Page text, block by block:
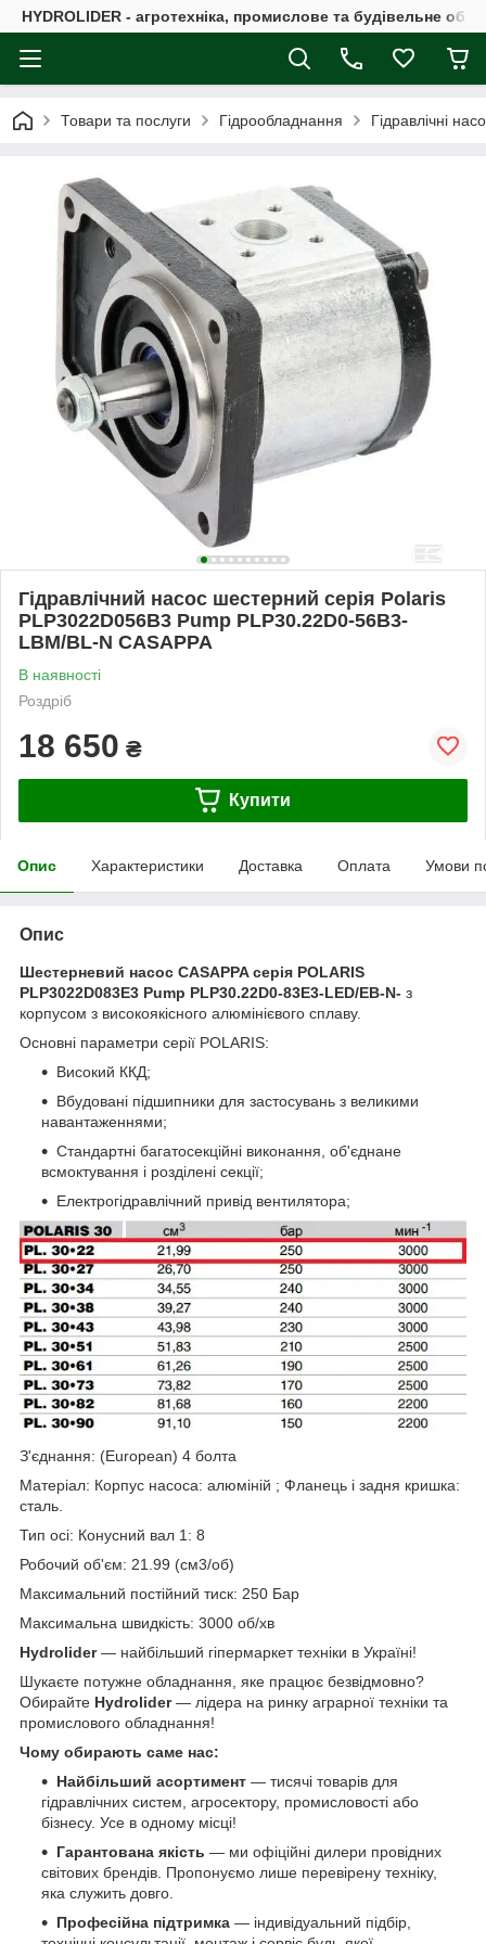
HYDROLIDER - агротехніка, промислове та будівельне
Товари та послуги Гідрообладнання Гідравлічні
Гідравлічний насос шестерний серія Polaris
PLP3022D056B3 Pump PLP30.22D0-56B3-
LBM/BL-N CASAPPA
В наявності
Роздріб
18 650 ₴
Купити
Опис Характеристики Доставка Оплата Умови
Опис
Шестерневий насос CASAPPA серія POLARIS
PLP3022D083E3 Pump PLP30.22D0-83E3-LED/EB-N- з
корпусом з високоякісного алюмінієвого сплаву.
Основні параметри серії POLARIS:
Високий ККД;
Вбудовані підшипники для застосувань з великими
навантаженнями;
Стандартні багатосекційні виконання, об'єднане
всмоктування і розділені секції;
Електрогідравлічний привід вентилятора;
З'єднання: (European) 4 болта
Матеріал: Корпус насоса: алюміній ; Фланець і задня кришка:
сталь.
Тип осі: Конусний вал 1: 8
Робочий об'єм: 21.99 (см3/об)
Максимальний постійний тиск: 250 Бар
Максимальна швидкість: 3000 об/хв
Hydrolider— найбільший гіпермаркет техніки в Україні!
Шукаєте потужне обладнання, яке працює безвідмовно?
Обирайте Hydrolider— лідера на ринку аграрної техніки та
промислового обладнання!
Чому обирають саме нас:
Найбільший асортимент — тисячі товарів для
гідравлічних систем, агросектору, промисловості або
бізнесу. Усе в одному місці!
Гарантована якість — ми офіційні дилери провідних
світових брендів. Пропонуємо лише перевірену техніку,
яка служить довго.
Професійна підтримка — індивідуальний підбір,